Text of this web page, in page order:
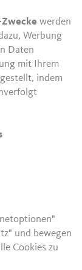
werden
Werbung
Daten
mit Ihrem
indem
und bewegen
Cookies zu